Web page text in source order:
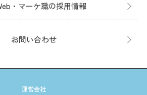
・マーケ職の採用情報
お問い合わせ
運営会社